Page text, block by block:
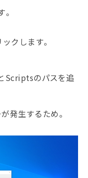
クします。
Scriptsのパスを追
発生するため。